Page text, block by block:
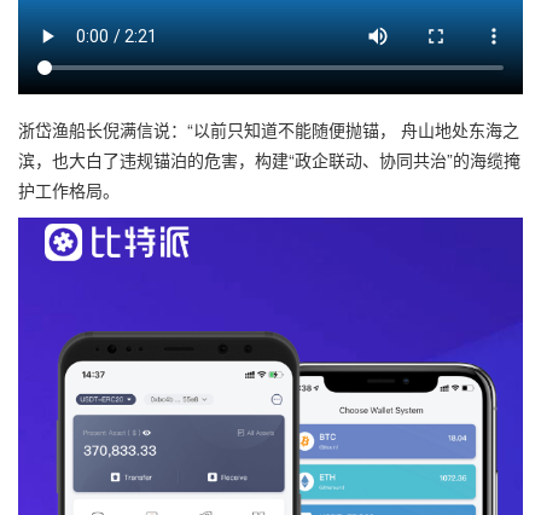
浙岱渔船长倪满信说：“以前只知道不能随便抛锚， 舟山地处东海之
滨，也大白了违规锚泊的危害，构建“政企联动、协同共治”的海缆掩
护工作格局。